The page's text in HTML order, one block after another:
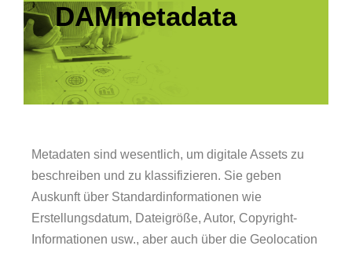
DAMmetadata
Metadaten sind wesentlich, um digitale Assets zu
beschreiben und zu klassifizieren. Sie geben
Auskunft über Standardinformationen wie
Erstellungsdatum, Dateigröße, Autor, Copyright-
Informationen usw., aber auch über die Geolocation